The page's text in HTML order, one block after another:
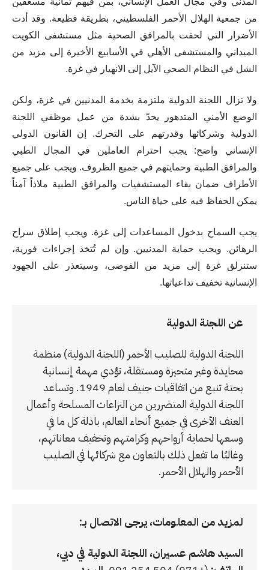
من جمعية الهلال الأحمر الفلسطيني، بطريقة فظيعة. وقد أدت
الأضرار التي لحقت بالمرافق الصحية مثل مستشفى الكويت
الميداني والمستشفى الأهلي في الأسابيع الأخيرة إلى مزيد من
الشل في النظام الصحي الآيل إلى الانهيار في غزة.
ولا تزال اللجنة الدولية ملتزمة بخدمة المدنيين في غزة، ولكن
الوضع الأمني المتدهور يحدّ بشدة من عمل موظفي اللجنة
الدولية وشركائها وقدرتهم على التحرك. إن القانون الدولي
الإنساني واضح: يجب احترام العاملين في المجال الطبي
والمرافق الطبية وحمايتهم في جميع الظروف. ويجب على جميع
الأطراف ضمان بقاء المستشفيات والمرافق الطبية ملاذاً آمناً
يمكن الحفاظ فيه على حياة الناس.
يجب السماح بدخول المساعدات إلى غزة. ويجب إطلاق سراح
الرهائن. ويجب حماية المدنيين. وإن لم تُتخذ إجراءات فورية،
ستنزلق غزة إلى مزيد من الفوضى، وسيتعذر على الجهود
الإنسانية تخفيف تداعياتها.
عن اللجنة الدولية
اللجنة الدولية للصليب الأحمر (اللجنة الدولية) منظمة
محايدة وغير متحيزة ومستقلة، تؤدي مهمة إنسانية
بحتة تنبع من اتفاقيات جنيف لعام 1949. وتساعد
اللجنة الدولية المتضررين من النزاعات المسلحة وأعمال
العنف الأخرى في جميع أنحاء العالم، باذلة كل ما في
وسعها لحماية أرواحهم وكرامتهم وتخفيف معاناتهم،
وغالبًا ما تفعل ذلك بالتعاون مع شركائها في الصليب
الأحمر والهلال الأحمر.
لمزيد من المعلومات، يرجى الاتصال بـ:
السيد هاشم عسيران، اللجنة الدولية في دبي،